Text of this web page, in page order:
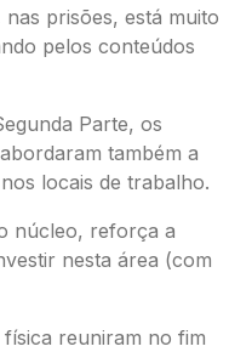
prisões, está muito
pelos conteúdos
Parte, os
também a
locais de trabalho.
núcleo, reforça a
nesta área (com
reuniram no fim